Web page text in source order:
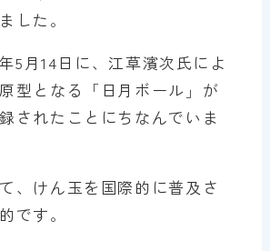
した。
5月14日に、江草濱次氏によ
型となる「日月ボール」が
されたことにちなんでいま
、けん玉を国際的に普及さ
です。